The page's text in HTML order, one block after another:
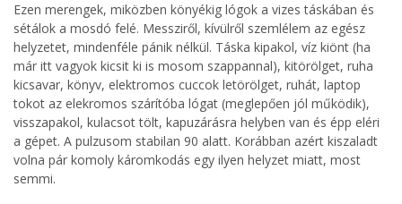
Ezen merengek, miközben könyékig lógok a vizes táskában és
sétálok a mosdó felé. Messziről, kívülről szemlélem az egész
helyzetet, mindenféle pánik nélkül. Táska kipakol, víz kiönt (ha
már itt vagyok kicsit ki is mosom szappannal), kitörölget, ruha
kicsavar, könyv, elektromos cuccok letörölget, ruhát, laptop
tokot az elekromos szárítóba lógat (meglepően jól működik),
visszapakol, kulacsot tölt, kapuzárásra helyben van és épp eléri
a gépet. A pulzusom stabilan 90 alatt. Korábban azért kiszaladt
volna pár komoly káromkodás egy ilyen helyzet miatt, most
semmi.